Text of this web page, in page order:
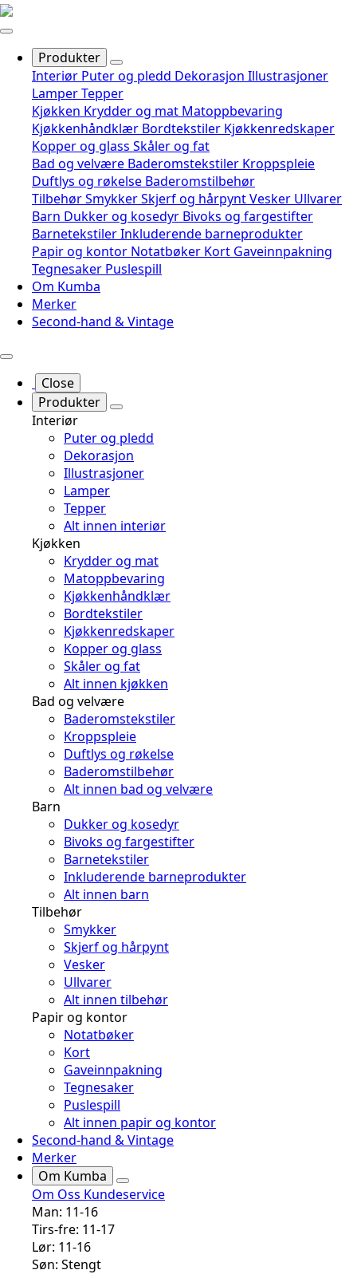
Produkter
Interiør Puter og pledd Dekorasjon Illustrasjoner
LamperTepper
Kjøkken Krydder og mat Matoppbevaring
Kjøkkenhåndklær Bordtekstiler Kjøkkenredskaper
Kopper og glass Skåler og fat
Bad og velvære Baderomstekstiler Kroppspleie
Duftlys og røkelse Baderomstilbehør
TilbehørSmykkerSkjerf og hårpyntVesker Ullvarer
Barn Dukker og kosedyr Bivoks og fargestifter
BarnetekstilerInkluderende barneprodukter
Papir og kontor Notatbøker Kort Gaveinnpakning
Tegnesaker Puslespill
Om Kumba
Merker
Second-hand & Vintage
Close
Produkter
Interiør
Puter og pledd
Dekorasjon
Illustrasjoner
Lamper
Tepper
Alt innen interiør
Kjøkken
Krydder og mat
Matoppbevaring
Kjøkkenhåndklær
Bordtekstiler
Kjøkkenredskaper
Kopper og glass
Skåler og fat
Alt innen kjøkken
Bad og velvære
Baderomstekstiler
Kroppspleie
Duftlys og røkelse
Baderomstilbehør
Alt innen bad og velvære
Barn
Dukker og kosedyr
Bivoks og fargestifter
Barnetekstiler
Inkluderende barneprodukter
Alt innen barn
Tilbehør
Smykker
Skjerf og hårpynt
Vesker
Ullvarer
Alt innen tilbehør
Papir og kontor
Notatbøker
Kort
Gaveinnpakning
Tegnesaker
Puslespill
Alt innen papir og kontor
Second-hand & Vintage
Merker
Om Kumba
Om Oss Kundeservice
Man: 11-16
Tirs-fre: 11-17
Lør: 11-16
Søn: Stengt